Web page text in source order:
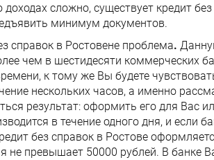
доходах сложно, существует кредит
минимум документов.
справок в Ростовене проблема.
чем в шестидесяти коммерческих
к тому же Вы будете
нескольких часов, а именно
результат: оформить его для Вас
в течение одного дня, и если
без справок в Ростове
не превышает 50000 рублей. В банке